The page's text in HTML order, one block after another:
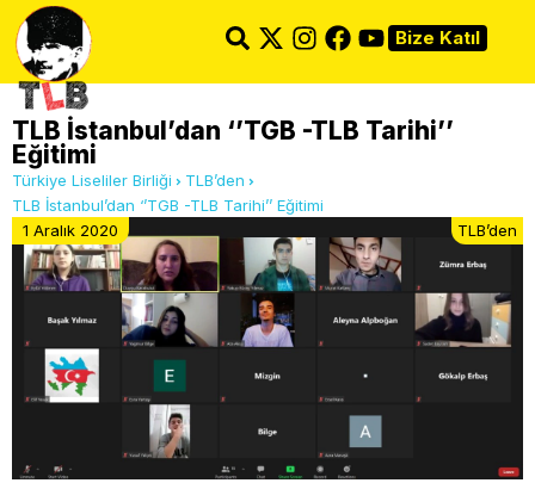
Bize Katıl
TLB İstanbul’dan ‘’TGB -TLB Tarihi’’
Eğitimi
Türkiye Liseliler Birliği
TLB’den
TLB İstanbul’dan ‘’TGB -TLB Tarihi’’ Eğitimi
1 Aralık 2020
TLB’den